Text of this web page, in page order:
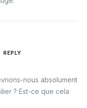
REPLY
nous absolument
? Est-ce que cela